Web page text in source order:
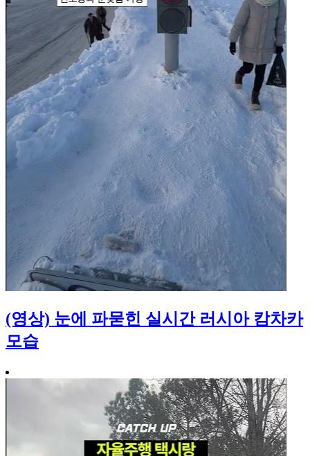
(영상) 눈에 파묻힌 실시간 러시아 캄차카
모습